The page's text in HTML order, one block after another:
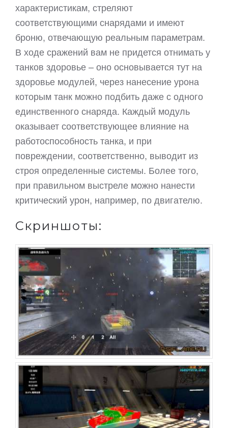
характеристикам, стреляют
соответствующими снарядами и имеют
броню, отвечающую реальным параметрам.
В ходе сражений вам не придется отнимать у
танков здоровье – оно основывается тут на
здоровье модулей, через нанесение урона
которым танк можно подбить даже с одного
единственного снаряда. Каждый модуль
оказывает соответствующее влияние на
работоспособность танка, и при
повреждении, соответственно, выводит из
строя определенные системы. Более того,
при правильном выстреле можно нанести
критический урон, например, по двигателю.
Скриншоты: